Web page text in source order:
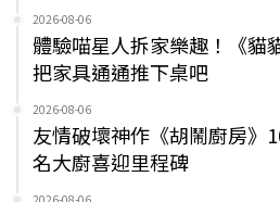
2026-08-06
體驗喵星人拆家樂趣！《貓
把家具通通推下桌吧
2026-08-06
友情破壞神作《胡鬧廚房》
名大廚喜迎里程碑